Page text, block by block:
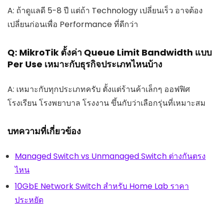
A: ถ้าดูแลดี 5-8 ปี แต่ถ้า Technology เปลี่ยนเร็ว อาจต้อง
เปลี่ยนก่อนเพื่อ Performance ที่ดีกว่า
Q: MikroTik ตั้งค่า Queue Limit Bandwidth แบบ
Per Use เหมาะกับธุรกิจประเภทไหนบ้าง
A: เหมาะกับทุกประเภทครับ ตั้งแต่ร้านค้าเล็กๆ ออฟฟิศ
โรงเรียน โรงพยาบาล โรงงาน ขึ้นกับว่าเลือกรุ่นที่เหมาะสม
บทความที่เกี่ยวข้อง
Managed Switch vs Unmanaged Switch ต่างกันตรง
ไหน
10GbE Network Switch สำหรับ Home Lab ราคา
ประหยัด